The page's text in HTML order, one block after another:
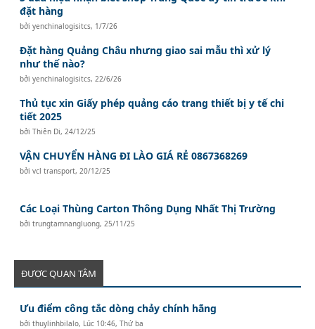
đặt hàng
bởiyenchinalogisitcs, 1/7/26
Đặt hàng Quảng Châu nhưng giao sai mẫu thì xử lý
như thế nào?
bởiyenchinalogisitcs, 22/6/26
Thủ tục xin Giấy phép quảng cáo trang thiết bị y tế chi
tiết 2025
bởiThiên Di, 24/12/25
VẬN CHUYỂN HÀNG ĐI LÀO GIÁ RẺ 0867368269
bởivcl transport, 20/12/25
Các Loại Thùng Carton Thông Dụng Nhất Thị Trường
bởitrungtamnangluong, 25/11/25
ĐƯỢC QUAN TÂM
Ưu điểm công tắc dòng chảy chính hãng
bởithuylinhbilalo, Lúc 10:46, Thứ ba